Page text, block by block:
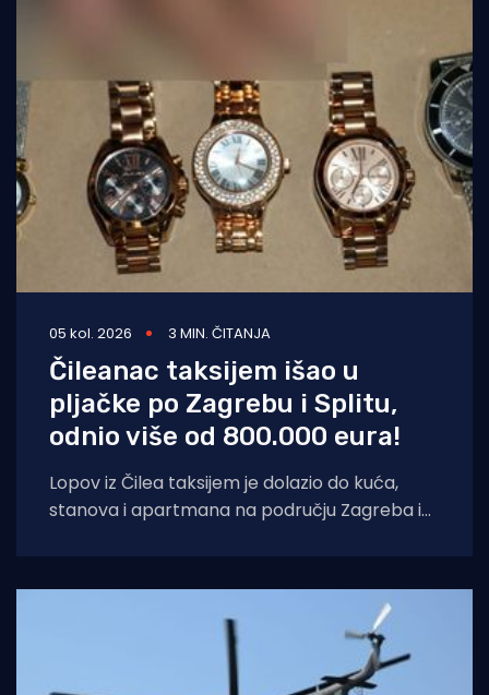
05 kol. 2026 3 MIN. ČITANJA
Čileanac taksijem išao u
pljačke po Zagrebu i Splitu,
odnio više od 800.000 eura!
Lopov iz Čilea taksijem je dolazio do kuća,
stanova i apartmana na području Zagreba i